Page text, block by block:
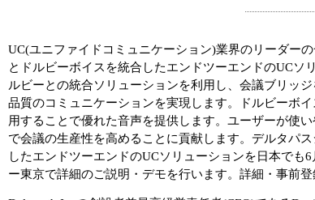
UC(ユニファイドコミュニケーション)業界のリーダー
とドルビーボイスを統合したエンドツーエンドのUCソ
ルビーとの統合ソリューションを利用し、会議ブリッ
品質のコミュニケーションを実現します。ドルビーボ
用することで優れた音声を提供します。ユーザーが使
で会議の生産性を高めることに貢献します。デルタパ
したエンドツーエンドのUCソリューションを日本でも
ー東京で詳細のご説明・デモを行います。詳細・事前登